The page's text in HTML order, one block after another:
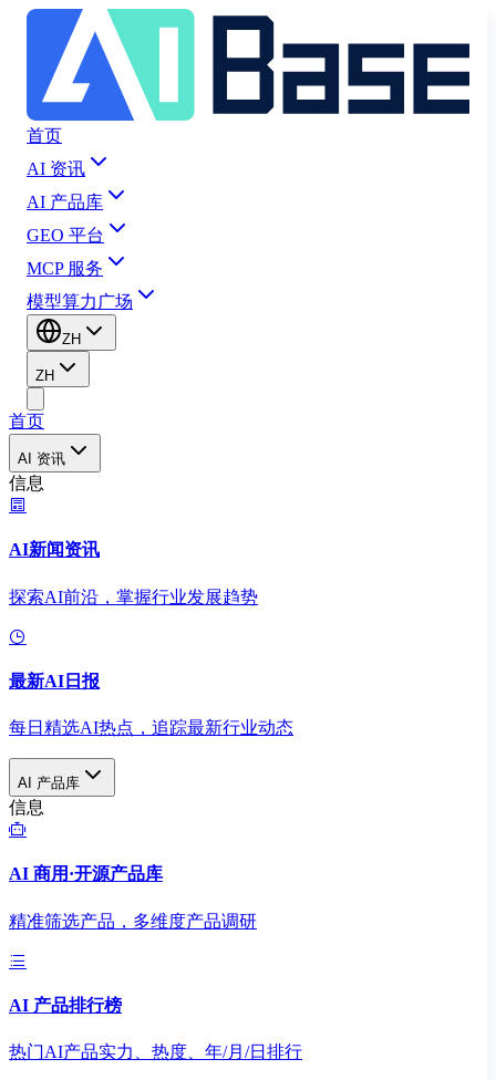
首页
AI 资讯
AI 产品库
GEO 平台
MCP 服务
模型算力广场
ZH
ZH
首页
AI 资讯
信息
AI新闻资讯
探索AI前沿，掌握行业发展趋势
最新AI日报
每日精选AI热点，追踪最新行业动态
AI 产品库
信息
AI 商用·开源产品库
精准筛选产品，多维度产品调研
AI 产品排行榜
热门AI产品实力、热度、年/月/日排行